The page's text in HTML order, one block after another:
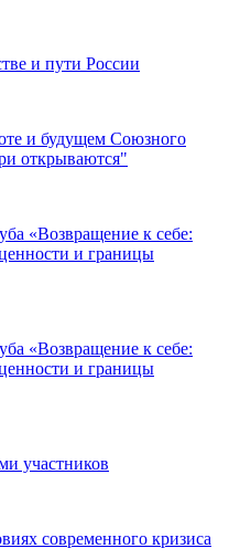
и пути России
и будущем Союзного
открываются"
«Возвращение к себе:
и границы
«Возвращение к себе:
и границы
участников
современного кризиса